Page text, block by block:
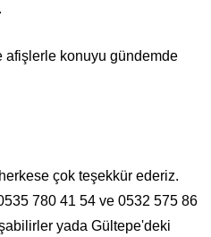
afişlerle konuyu gündemde
çok teşekkür ederiz.
780 41 54 ve 0532 575 86
yada Gültepe'deki